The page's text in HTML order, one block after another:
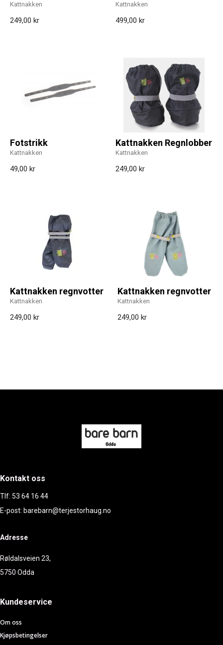
Kattnakken
249,00 kr
Kattnakken
499,00 kr
Fotstrikk
Kattnakken
49,00 kr
Kattnakken Regnlobber
Kattnakken
249,00 kr
Kattnakken regnvotter
Kattnakken
249,00 kr
Kattnakken regnvotter
Kattnakken
249,00 kr
Kontakt oss
Tlf: 53 64 16 44
E-post: barebarn@terjestorhaug.no
Adresse
Røldalsveien 23,
5750 Odda
Kundeservice
Om oss
Kjøpsbetingelser